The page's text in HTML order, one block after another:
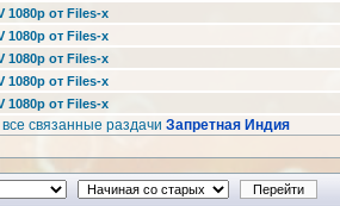
1080р от Files-x
1080р от Files-x
1080р от Files-x
1080р от Files-x
1080р от Files-x
связанные раздачиЗапретная Индия